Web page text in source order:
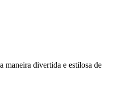
maneira divertida e estilosa de